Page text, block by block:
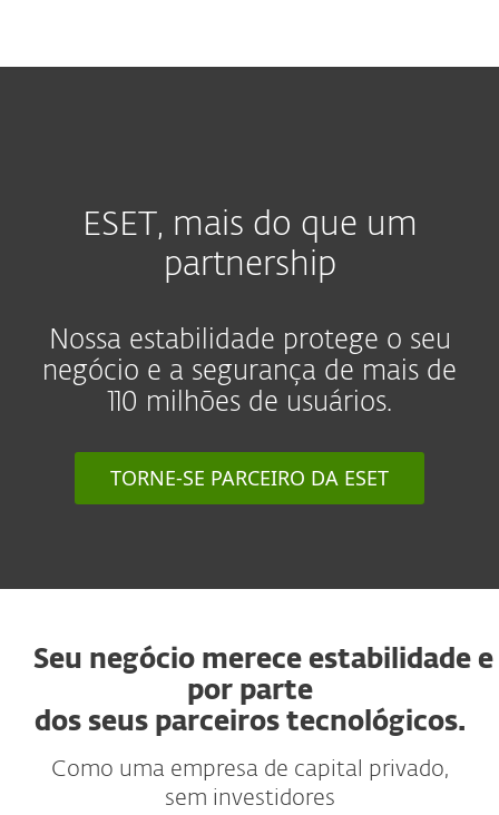
ESET, mais do que um
partnership
Nossa estabilidade protege o seu
negócio e a segurança de mais de
110 milhões de usuários.
TORNE-SE PARCEIRO DA ESET
Seu negócio merece estabilidade
por parte
dos seus parceiros tecnológicos.
Como uma empresa de capital privado,
sem investidores